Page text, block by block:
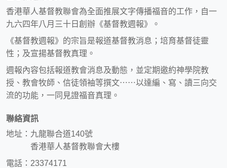
香港華人基督教聯會為全面推展文字傳播福音的工作，自一
九六四年八月三十日創辦《基督教週報》。
《基督教週報》的宗旨是報道基督教消息；培育基督徒靈
性；及宣揚基督教真理。
週報內容包括報道教會消息及動態，並定期邀約神學院教
授、教會牧師、信徒領袖等撰文⋯⋯以達編、寫、讀三向交
流的功能，一同見證福音真理。
聯絡資訊
地址：九龍聯合道140號
香港華人基督教聯會大樓
電話：23374171